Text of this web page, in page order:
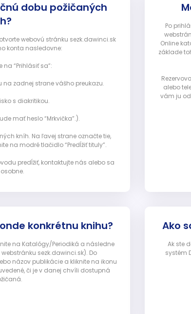
dobu požičaných
webovú stránku sezk.dawinci.sk
konta nasledovne:
na “Prihlásiť sa”:
zadnej strane vášho preukazu.
s diakritikou.
mať heslo “Mrkvička”.).
kníh. Na ľavej strane označte tie,
na modré tlačidlo “Predĺžiť tituly”.
predĺžiť, kontaktujte nás alebo sa
Po
Online
základe
alebo
vám ju
konkrétnu knihu?
na Katalógy/Periodiká a následne
sezk.dawinci.sk). Do
názov publikácie a kliknite na ikonu
či je v danej chvíli dostupná
Ako
Ak ste
systém